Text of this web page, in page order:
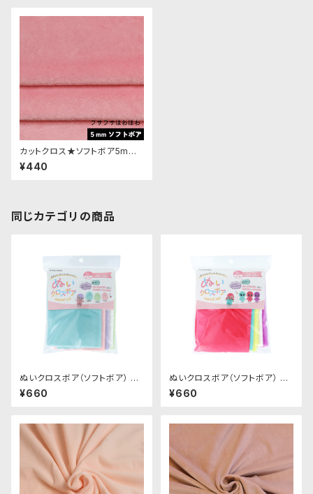
カットクロス★ソフトボア5mm
(ベビーピンク)LB048 ボア生
地 50cm × 45cm
¥440
同じカテゴリの商品
ぬいクロスボア（ソフトボア） ア
ソートセット（パステルカラー）｜
清原株式会社
¥660
ぬいクロスボア（ソフトボア） ア
ソートセット（ビビッドカラー）｜
清原株式会社
¥660